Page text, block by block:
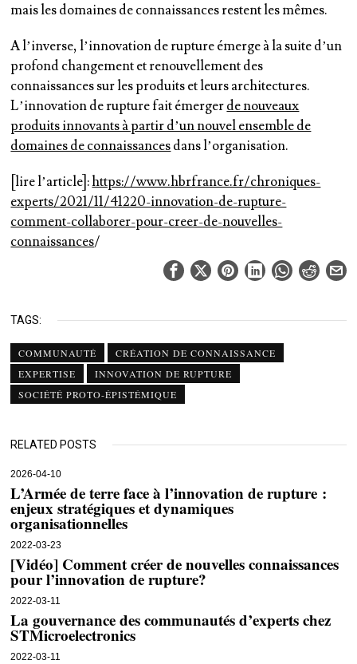
mais les domaines de connaissances restent les mêmes.
A l’inverse, l’innovation de rupture émerge à la suite d’un
profond changement et renouvellement des
connaissances sur les produits et leurs architectures.
L’innovation de rupture fait émergerde nouveaux
produits innovants à partir d’un nouvel ensemble de
domaines de connaissancesdans l’organisation.
[lire l’article] :https://www.hbrfrance.fr/chroniques-
experts/2021/11/41220-innovation-de-rupture-
comment-collaborer-pour-creer-de-nouvelles-
connaissances/
TAGS:
COMMUNAUTÉ
CRÉATION DE CONNAISSANCE
EXPERTISE
INNOVATION DE RUPTURE
SOCIÉTÉ PROTO-ÉPISTÉMIQUE
RELATED POSTS
2026-04-10
L’Armée de terre face à l’innovation de rupture :
enjeux stratégiques et dynamiques
organisationnelles
2022-03-23
[Vidéo] Comment créer de nouvelles connaissances
pour l’innovation de rupture?
2022-03-11
La gouvernance des communautés d’experts chez
STMicroelectronics
2022-03-11